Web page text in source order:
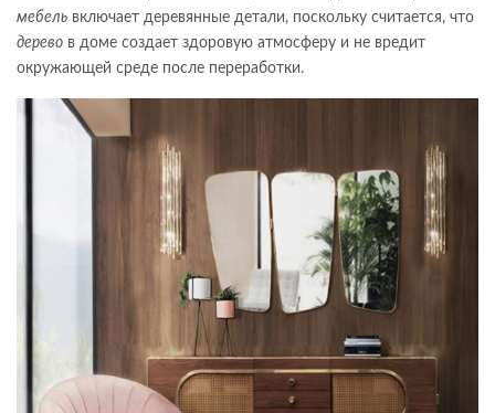
мебель включает деревянные детали, поскольку считается, что
дерево в доме создает здоровую атмосферу и не вредит
окружающей среде после переработки.